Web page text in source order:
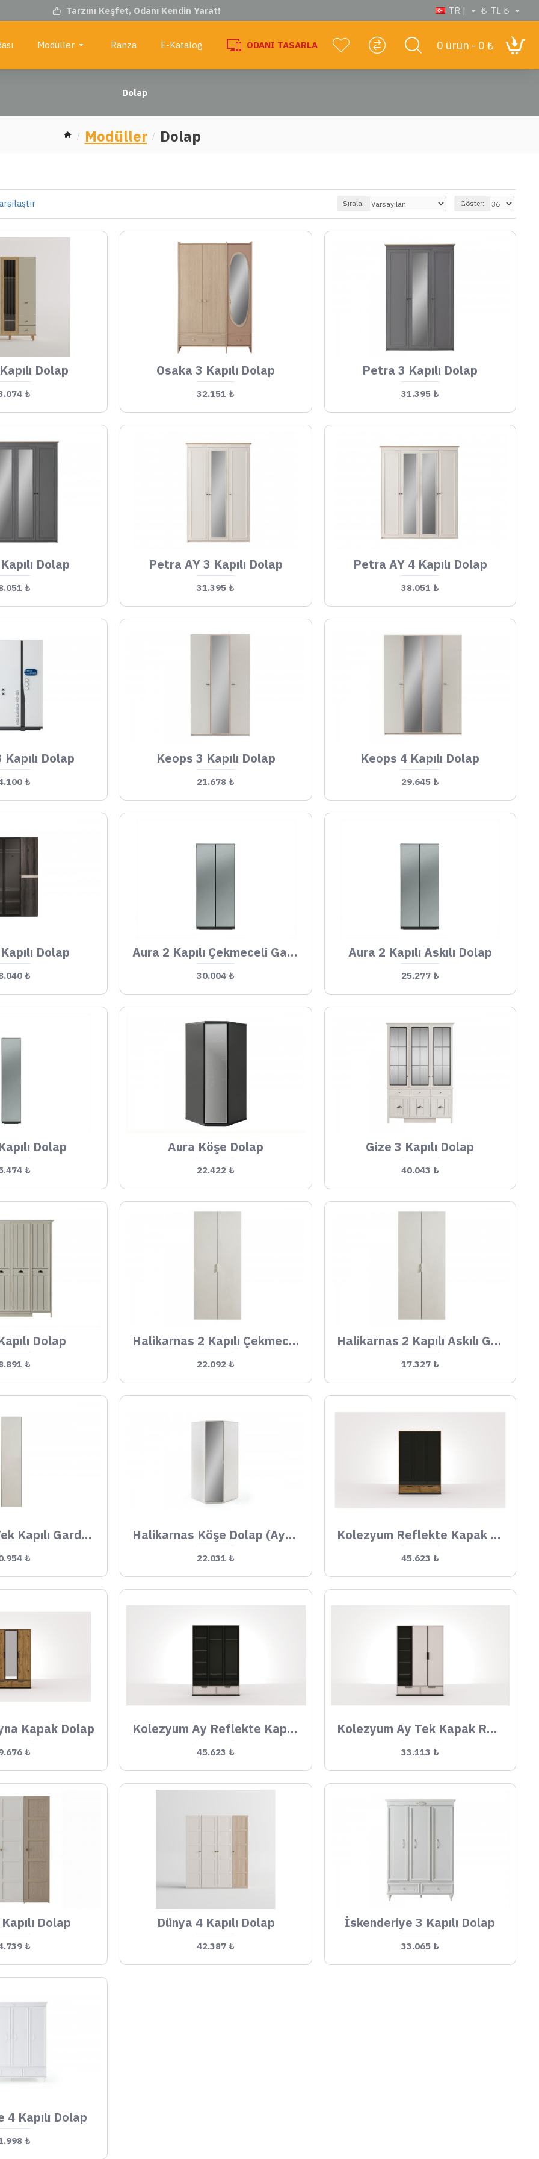
Tarzını Keşfet, Odanı Kendin Yarat! TR | ₺ TL ₺
Modüller Ranza E-Katalog ODANI TASARLA 0 ürün - 0 ₺
Modüller Dolap
Dolap
Sırala: Göster:
Dolap
₺
Osaka 3 Kapılı Dolap
32.151 ₺
Petra 3 Kapılı Dolap
31.395 ₺
Dolap
₺
Petra AY 3 Kapılı Dolap
31.395 ₺
Petra AY 4 Kapılı Dolap
38.051 ₺
Dolap
₺
Keops 3 Kapılı Dolap
21.678 ₺
Keops 4 Kapılı Dolap
29.645 ₺
Dolap
₺
Aura 2 Kapılı Çekmeceli Gardrop
30.004 ₺
Aura 2 Kapılı Askılı Dolap
25.277 ₺
Dolap
₺
Aura Köşe Dolap
22.422 ₺
Gize 3 Kapılı Dolap
40.043 ₺
Dolap
₺
Halikarnas 2 Kapılı Çekmeceli Gardrop (Aynasız Kapaklı)
22.092 ₺
Halikarnas 2 Kapılı Askılı Gardrop (Aynasız Kapaklı)
17.327 ₺
Halikarnas Tek Kapılı Gardrop (Aynasız Kapaklı)
₺
Halikarnas Köşe Dolap (Ayna Kapaklı)
22.031 ₺
Kolezyum Reflekte Kapak Dolap
45.623 ₺
Kapak Dolap
₺
Kolezyum Ay Reflekte Kapak Dolap
45.623 ₺
Kolezyum Ay Tek Kapak Reflekte Dolap
33.113 ₺
Dolap
₺
Dünya 4 Kapılı Dolap
42.387 ₺
İskenderiye 3 Kapılı Dolap
33.065 ₺
Kapılı Dolap
₺